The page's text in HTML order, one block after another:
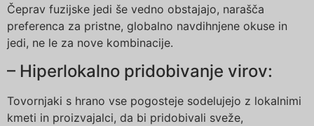
Čeprav fuzijske jedi še vedno obstajajo, narašča
preferenca za pristne, globalno navdihnjene okuse in
jedi, ne le za nove kombinacije.
– Hiperlokalno pridobivanje virov:
Tovornjaki s hrano vse pogosteje sodelujejo z lokalnimi
kmeti in proizvajalci, da bi pridobivali sveže,